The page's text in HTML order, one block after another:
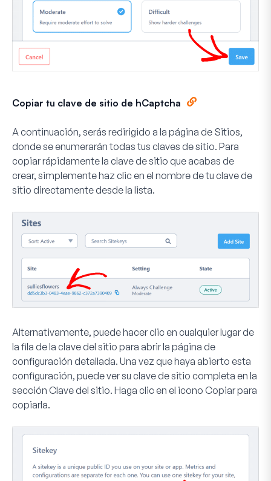
Copiar tu clave de sitio de hCaptcha
A continuación, serás redirigido a la página de Sitios,
donde se enumerarán todas tus claves de sitio. Para
copiar rápidamente la clave de sitio que acabas de
crear, simplemente haz clic en el nombre de tu clave de
sitio directamente desde la lista.
Alternativamente, puede hacer clic en cualquier lugar de
la fila de la clave del sitio para abrir la página de
configuración detallada. Una vez que haya abierto esta
configuración, puede ver su clave de sitio completa en la
sección Clave del sitio. Haga clic en el icono Copiarpara
copiarla.